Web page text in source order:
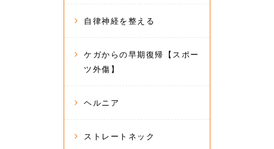
自律神経を整える
ケガからの早期復帰【スポー
ツ外傷】
ヘルニア
ストレートネック